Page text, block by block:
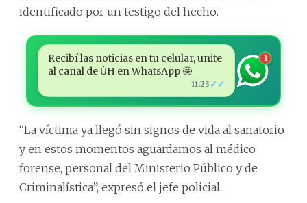
identificado por un testigo del hecho.
Recibí las noticias en tu celular, unite
al canal de ÚH en WhatsApp 🤩
11:23 ✓✓
1
“La víctima ya llegó sin signos de vida al sanatorio
y en estos momentos aguardamos al médico
forense, personal del Ministerio Público y de
Criminalística”, expresó el jefe policial.